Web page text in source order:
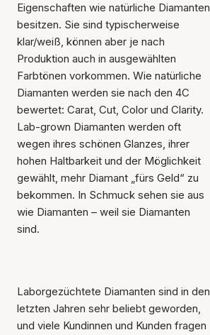
Eigenschaften wie natürliche Diamanten
besitzen. Sie sind typischerweise
klar/weiß, können aber je nach
Produktion auch in ausgewählten
Farbtönen vorkommen. Wie natürliche
Diamanten werden sie nach den 4C
bewertet: Carat, Cut, Color und Clarity.
Lab-grown Diamanten werden oft
wegen ihres schönen Glanzes, ihrer
hohen Haltbarkeit und der Möglichkeit
gewählt, mehr Diamant „fürs Geld“ zu
bekommen. In Schmuck sehen sie aus
wie Diamanten – weil sie Diamanten
sind.
Laborgezüchtete Diamanten sind in den
letzten Jahren sehr beliebt geworden,
und viele Kundinnen und Kunden fragen